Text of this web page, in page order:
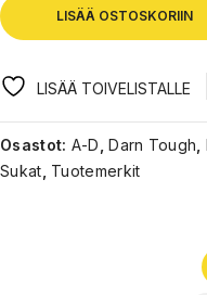
LISÄÄ OSTOSKORIIN
LISÄÄ TOIVELISTALLE
Osastot: A-D, Darn Tough,
Sukat, Tuotemerkit